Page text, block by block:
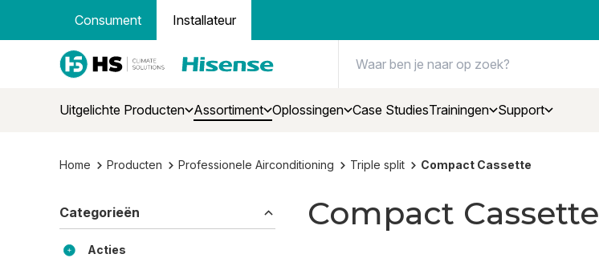
Consument Installateur
Uitgelichte Producten Assortiment Oplossingen Case StudiesTrainingen Support
Home Producten Professionele Airconditioning Triple split Compact Cassette
Categorieën
Acties
Compact Cassette